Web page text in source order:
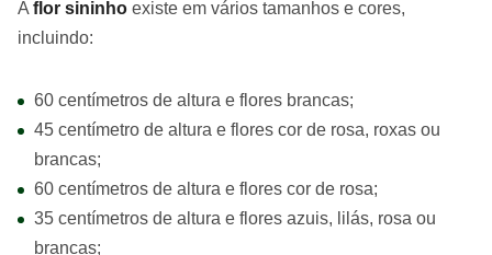
A flor sininho existe em vários tamanhos e cores,
incluindo:
60 centímetros de altura e flores brancas;
45 centímetro de altura e flores cor de rosa, roxas ou
brancas;
60 centímetros de altura e flores cor de rosa;
35 centímetros de altura e flores azuis, lilás, rosa ou
brancas;